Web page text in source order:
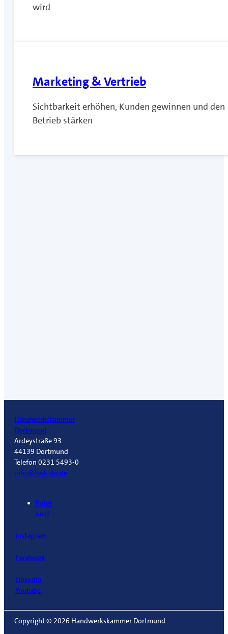
wird
Marketing & Vertrieb
Sichtbarkeit erhöhen, Kunden gewinnen und den
Betrieb stärken
Handwerkskammer
Dortmund
Ardeystraße 93
44139 Dortmund
Telefon 0231 5493-0
info@hwk-do.de
Folgt
uns!
Instagram
Facebook
Linkedin
Youtube
Copyright © 2026 Handwerkskammer Dortmund